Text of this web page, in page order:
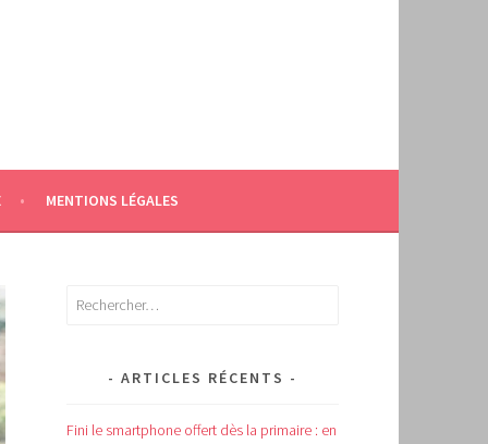
MENTIONS LÉGALES
Rechercher :
ARTICLES RÉCENTS
Fini le smartphone offert dès la primaire : en